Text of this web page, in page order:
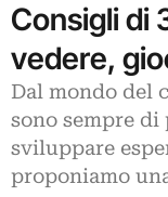
Consigli di
vedere,
Dal mondo del
sono sempre
sviluppare
proponiamo